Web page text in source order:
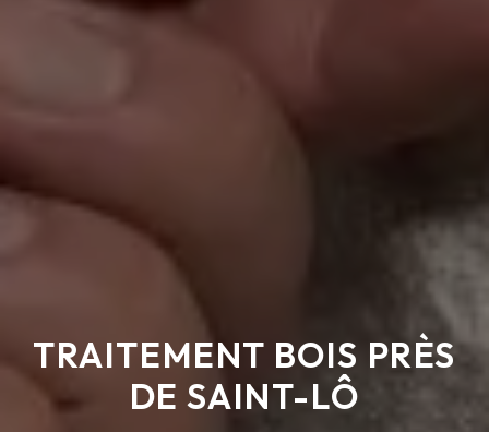
TRAITEMENT BOIS PRÈS
DE SAINT-LÔ